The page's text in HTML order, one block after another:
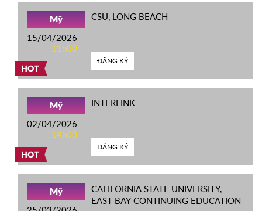
HOT
Mỹ
15/04/2026
11h00
CSU, LONG BEACH
ĐĂNG KÝ
HOT
Mỹ
02/04/2026
14h00
INTERLINK
ĐĂNG KÝ
Mỹ
CALIFORNIA STATE UNIVERSITY,
EAST BAY CONTINUING EDUCATION